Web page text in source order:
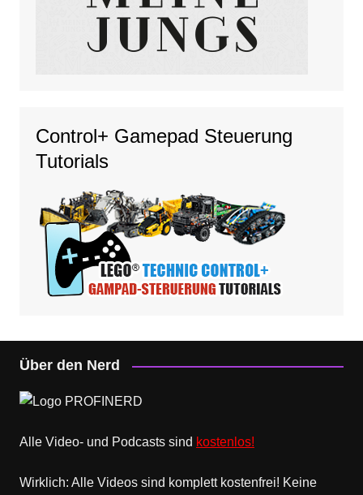
Control+ Gamepad Steuerung
Tutorials
Über den Nerd
Alle Video- und Podcasts sind kostenlos!
Wirklich: Alle Videos sind komplett kostenfrei! Keine